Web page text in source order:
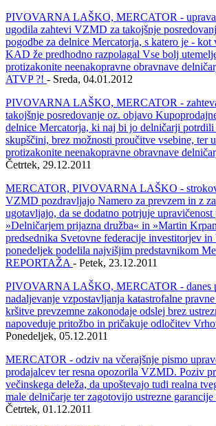
PIVOVARNA LAŠKO, MERCATOR - uprava
ugodila zahtevi VZMD za takojšnje
pogodbe za delnice Mercatorja, s katero je - kot
KAD že predhodno razpolagal Vse bolj
protizakonite neenakopravne obravnave
ATVP ?! - Sreda, 04.01.2012
PIVOVARNA LAŠKO, MERCATOR -
takojšnje posredovanje oz. objavo
delnice Mercatorja, ki naj bi jo delničarji potrdili
skupščini, brez možnosti proučitve vsebine, ter
protizakonite neenakopravne obravnave
Četrtek, 29.12.2011
MERCATOR, PIVOVARNA LAŠKO -
VZMD pozdravljajo Namero za prevzem in z
ugotavljajo, da se dodatno potrjuje upravičenost
»Delničarjem prijazna družba« in »Martin
predsednika Svetovne federacije investitorjev
ponedeljek podelila najvišjim predstavnikom
REPORTAŽA - Petek, 23.12.2011
PIVOVARNA LAŠKO, MERCATOR - danes
nadaljevanje vzpostavljanja katastrofalne
kršitve prevzemne zakonodaje odslej brez
napoveduje pritožbo in pričakuje odločitev
Ponedeljek, 05.12.2011
MERCATOR - odziv na včerajšnje pismo
prodajalcev ter resna opozorila VZMD. Poziv
večinskega deleža, da upoštevajo tudi realna
male delničarje ter zagotovijo ustrezne garancije
Četrtek, 01.12.2011